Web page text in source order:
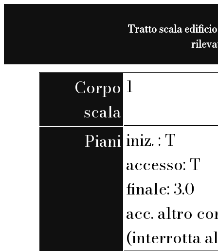
Tratto scala
Corpo
scala
1
Piani iniz. : T
accesso: T
finale: 3.0
acc. altro
(interrotta